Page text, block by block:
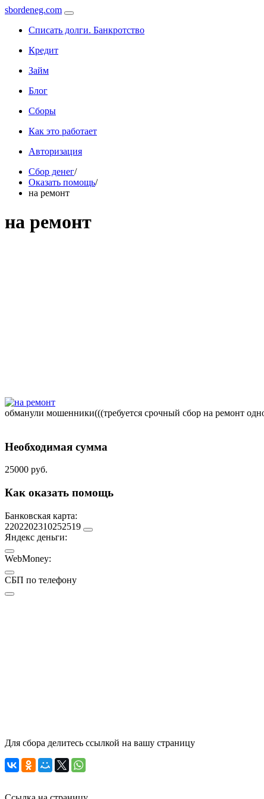
sbordeneg.com
Списать долги. Банкротство
Кредит
Займ
Блог
Сборы
Как это работает
Авторизация
Сбор денег/
Оказать помощь/
на ремонт
на ремонт
обманули мошенники(((требуется срочный сбор на ремонт
Необходимая сумма
25000 руб.
Как оказать помощь
Банковская карта:
2202202310252519
Яндекс деньги:
WebMoney:
СБП по телефону
Для сбора делитесь ссылкой на вашу страницу